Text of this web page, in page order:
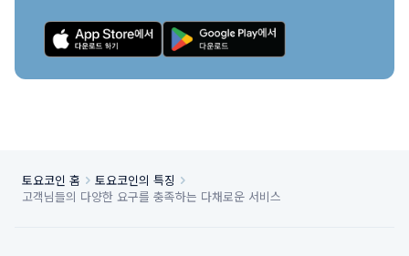
토요코인 홈
토요코인의 특징
고객님들의 다양한 요구를 충족하는 다채로운 서비스